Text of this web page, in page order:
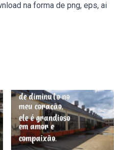
na forma de png, eps, ai